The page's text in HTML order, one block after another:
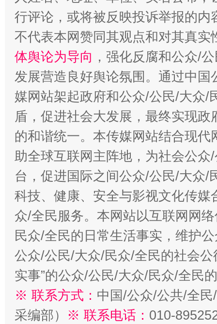
行评论，或将被反映投诉举报的
不代表本网赞同其观点和对其真实
体舆论为导向 ，强化反腐和公众/
发展营造良好舆论氛围。通过中
媒网站架起政府和公众/公民/大众/
盾，促进社会大发展，最终实现
的和谐统一。本传媒网站结合现
助全球互联网主阵地，为社会公
台，促进国际之间公众/公民/大众/
科技、健康、安全与影视文化传
众/全民服务。本网站以互联网网
民众/全民的日常生活事实，维护
公众/公民/大众/民众/全民的社会公
实事”的公众/公民/大众/民众/全民
※ 联系方式： 中国/公众/公共/全
采编部） ※ 联系电话： 010-